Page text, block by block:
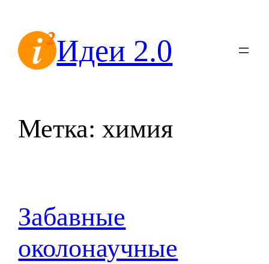
содержимомуИдеи 2.0
Метка:химия
Забавные
околонаучные